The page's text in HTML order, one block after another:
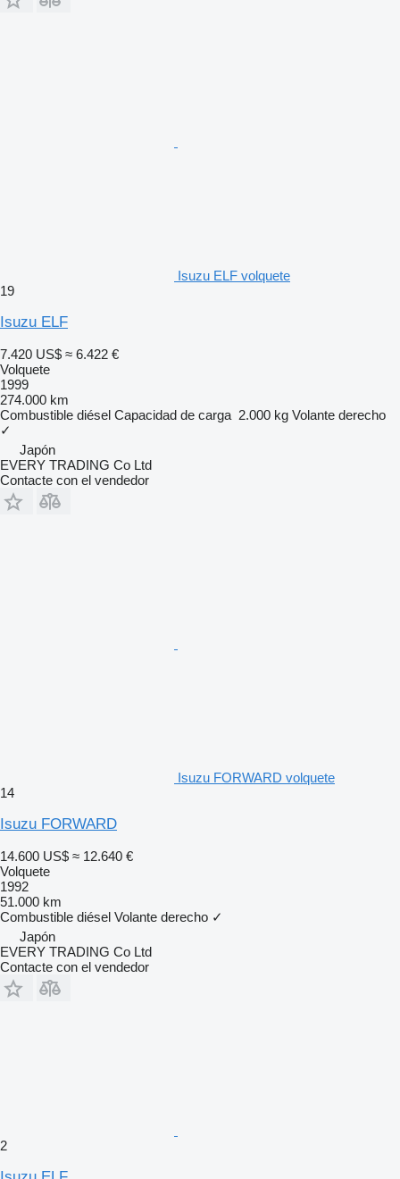
Isuzu ELF volquete
19
Isuzu ELF
7.420 US$ ≈ 6.422 €
Volquete
1999
274.000 km
Combustible diésel Capacidad de carga 2.000 kg Volante derecho
✓
Japón
EVERY TRADING Co Ltd
Contacte con el vendedor
Isuzu FORWARD volquete
14
Isuzu FORWARD
14.600 US$ ≈ 12.640 €
Volquete
1992
51.000 km
Combustible diésel Volante derecho ✓
Japón
EVERY TRADING Co Ltd
Contacte con el vendedor
2